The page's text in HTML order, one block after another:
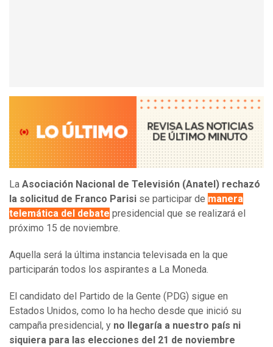
La Asociación Nacional de Televisión (Anatel) rechazó
la solicitud de Franco Parisi se participar de manera
telemática del debate presidencial que se realizará el
próximo 15 de noviembre.
Aquella será la última instancia televisada en la que
participarán todos los aspirantes a La Moneda.
El candidato del Partido de la Gente (PDG) sigue en
Estados Unidos, como lo ha hecho desde que inició su
campaña presidencial, y no llegaría a nuestro país ni
siquiera para las elecciones del 21 de noviembre